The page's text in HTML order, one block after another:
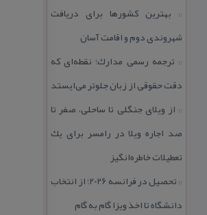
:: بهترین كشورها برای دریافت
شهروندی دوم و اقامت آسان
:: ترجمه رسمی مدارك؛ نقطه‌ای كه
دقت حقوقی از زبان جلوتر می‌ایستد
:: از ویلای جنگلی تا ساحلی، صفر تا
صد اجاره ویلا در رامسر برای یك
تعطیلات خاطره‌انگیز
::
تحصیل در فرانسه 2026؛ از انتخاب
دانشگاه تا اخذ ویزا گام به گام